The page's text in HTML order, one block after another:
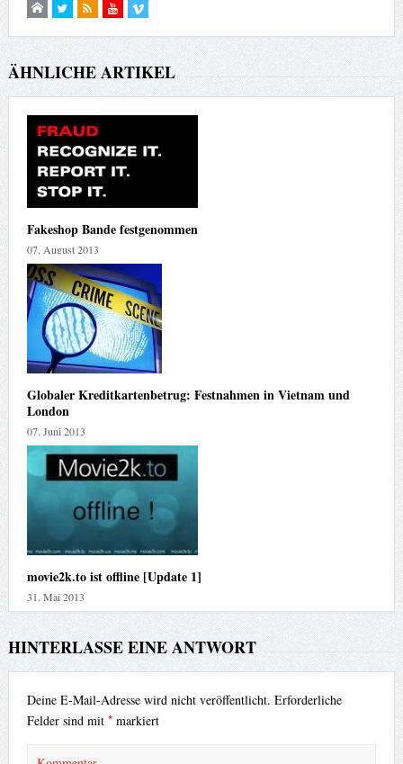
ÄHNLICHE ARTIKEL
Fakeshop Bande festgenommen
07. August 2013
Globaler Kreditkartenbetrug: Festnahmen in Vietnam und
London
07. Juni 2013
movie2k.to ist offline [Update 1]
31. Mai 2013
HINTERLASSE EINE ANTWORT
Deine E-Mail-Adresse wird nicht veröffentlicht. Erforderliche
Felder sind mit *markiert